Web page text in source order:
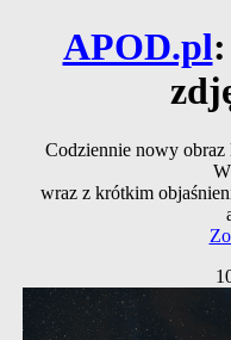
APOD.pl:
Codziennie nowy obraz
wraz z krótkim